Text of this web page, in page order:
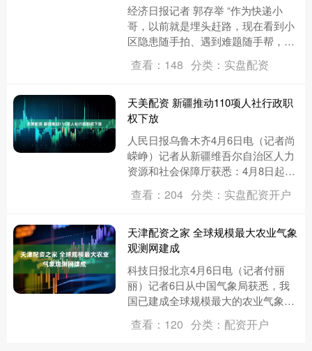
经济日报记者 郭存举 “作为快递小
哥，以前就是埋头赶路，现在看到小
区隐患随手拍、遇到难题随手帮，没
想到自己成了社区管家。”浙江省宁波
顺丰速运有限公司丰华科技营业....
查看：148 分类：实盘配资
天美配资 新疆推动110项人社行政职
权下放
人民日报乌鲁木齐4月6日电（记者尚
嵘峥）记者从新疆维吾尔自治区人力
资源和社会保障厅获悉：4月8日起，
新疆110项人社行政职权将调整下
放，包含行政许可7项、行政处....
查看：204 分类：实盘配资开户
天津配资之家 全球规模最大农业气象
观测网建成
科技日报北京4月6日电（记者付丽
丽）记者6日从中国气象局获悉，我
国已建成全球规模最大的农业气象观
测网。这张依托“空天地”一体化监测
模式构建的网络，正成为保障国家....
查看：120 分类：配资开户